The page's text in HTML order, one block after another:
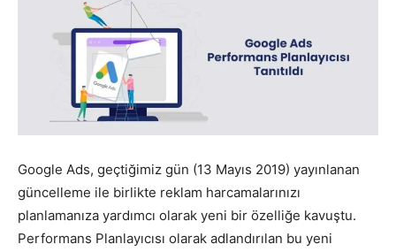
Pazarlaması
–
Google Ads, geçtiğimiz gün (13 Mayıs 2019) yayınlanan
güncelleme ile birlikte reklam harcamalarınızı
planlamanıza yardımcı olarak yeni bir özelliğe kavuştu.
Performans Planlayıcısı olarak adlandırılan bu yeni